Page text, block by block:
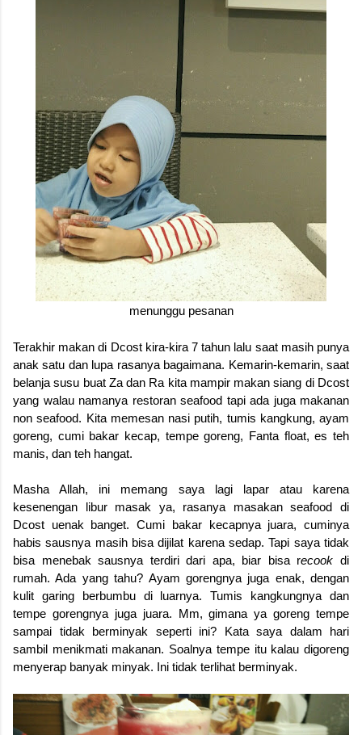
menunggu pesanan
Terakhir makan di Dcost kira-kira 7 tahun lalu saat masih punya
anak satu dan lupa rasanya bagaimana. Kemarin-kemarin, saat
belanja susu buat Za dan Ra kita mampir makan siang di Dcost
yang walau namanya restoran seafood tapi ada juga makanan
non seafood. Kita memesan nasi putih, tumis kangkung, ayam
goreng, cumi bakar kecap, tempe goreng, Fanta float, es teh
manis, dan teh hangat.
Masha Allah, ini memang saya lagi lapar atau karena
kesenengan libur masak ya, rasanya masakan seafood di
Dcost uenak banget. Cumi bakar kecapnya juara, cuminya
habis sausnya masih bisa dijilat karena sedap. Tapi saya tidak
bisa menebak sausnya terdiri dari apa, biar bisa recook di
rumah. Ada yang tahu? Ayam gorengnya juga enak, dengan
kulit garing berbumbu di luarnya. Tumis kangkungnya dan
tempe gorengnya juga juara. Mm, gimana ya goreng tempe
sampai tidak berminyak seperti ini? Kata saya dalam hari
sambil menikmati makanan. Soalnya tempe itu kalau digoreng
menyerap banyak minyak. Ini tidak terlihat berminyak.